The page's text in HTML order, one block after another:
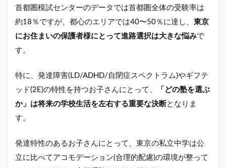
首都圏模試センターのデータでは首都圏全体の受験率は
約18％ですが、都心のエリアでは40〜50％に達し、 東京
にお住まいの保護者様にとって進路選択は大きな悩みで
す。
特に、発達障害(LD/ADHD/自閉症スペクトラム)やギフテ
ッド(2E)の特性を持つお子さんにとって、
「どの塾を選ぶ
か」は将来の学校生活を左右する重要な決断となりま
す。
発達特性のあるお子さんにとって、東京の私立中学は公
立に比べてアコモデーション(合理的配慮)の環境が整って